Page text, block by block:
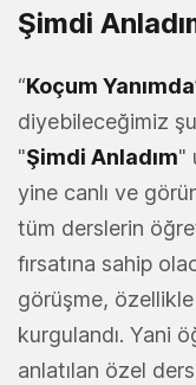
Şimdi
“Koçum Yanımda
diyebileceğimiz
"Şimdi Anladım"
yine canlı ve
tüm derslerin
fırsatına sahip
görüşme,
kurgulandı. Yani
anlatılan özel